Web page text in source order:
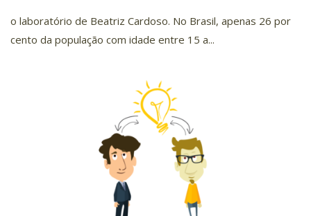
o laboratório de Beatriz Cardoso. No Brasil, apenas 26 por
cento da população com idade entre 15 a...